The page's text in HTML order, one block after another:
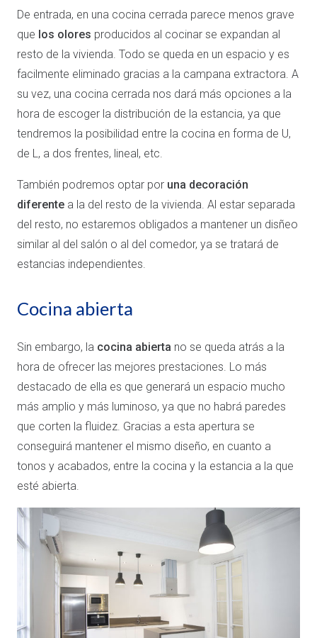
De entrada, en una cocina cerrada parece menos grave
que los olores producidos al cocinar se expandan al
resto de la vivienda. Todo se queda en un espacio y es
facilmente eliminado gracias a la campana extractora. A
su vez, una cocina cerrada nos dará más opciones a la
hora de escoger la distribución de la estancia, ya que
tendremos la posibilidad entre la cocina en forma de U,
de L, a dos frentes, lineal, etc.
También podremos optar por una decoración
diferente a la del resto de la vivienda. Al estar separada
del resto, no estaremos obligados a mantener un disñeo
similar al del salón o al del comedor, ya se tratará de
estancias independientes.
Cocina abierta
Sin embargo, la cocina abierta no se queda atrás a la
hora de ofrecer las mejores prestaciones. Lo más
destacado de ella es que generará un espacio mucho
más amplio y más luminoso, ya que no habrá paredes
que corten la fluidez. Gracias a esta apertura se
conseguirá mantener el mismo diseño, en cuanto a
tonos y acabados, entre la cocina y la estancia a la que
esté abierta.